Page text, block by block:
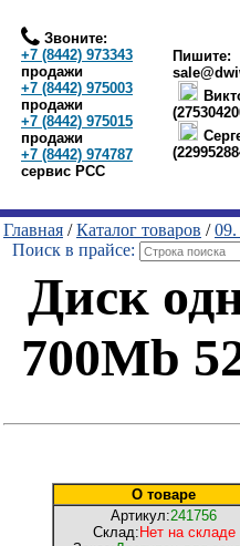
Звоните:
+7 (8442) 973343
продажи
+7 (8442) 975003
продажи
+7 (8442) 975015
продажи
+7 (8442) 974787
сервис РСС
Пишите:
Главная /Каталог товаров /
Поиск в прайсе:
Диск
700Mb
О товаре
Артикул:241756
Склад: Нет на складе